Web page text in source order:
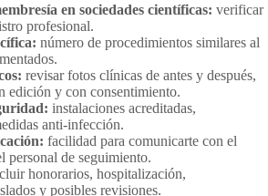
en sociedades científicas: verificar
profesional.
número de procedimientos similares al
revisar fotos clínicas de antes y después,
edición y con consentimiento.
instalaciones acreditadas,
anti-infección.
facilidad para comunicarte con el
personal de seguimiento.
honorarios, hospitalización,
y posibles revisiones.